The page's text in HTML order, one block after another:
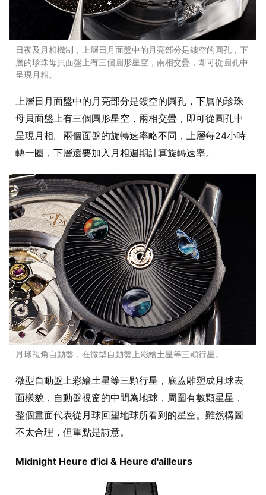
日夜及月相機制，上層日月面盤中的月亮部分是鏤空的圓孔，下
層的珍珠母貝面盤上有三個圓形星空，兩相交疊，即可從圓孔中
呈現月相。
上層日月面盤中的月亮部分是鏤空的圓孔，下層的珍珠
母貝面盤上有三個圓形星空，兩相交疊，即可從圓孔中
呈現月相。兩個面盤的旋轉速率略不同，上層每24小時
轉一圈，下層還要加入月相週期計算旋轉速率。
月球視角自動盤，在微型自動盤上彩繪土星等三顆行星。
微型自動盤上彩繪土星等三顆行星，底蓋雕塑成月球表
面樣貌，自動盤視窗的中間為地球，周圍有數顆星星，
整個畫面代表從月球回望地球所看到的星空。雖然構圖
不太合理，但重點是詩意。
Midnight Heure d'ici & Heure d'ailleurs